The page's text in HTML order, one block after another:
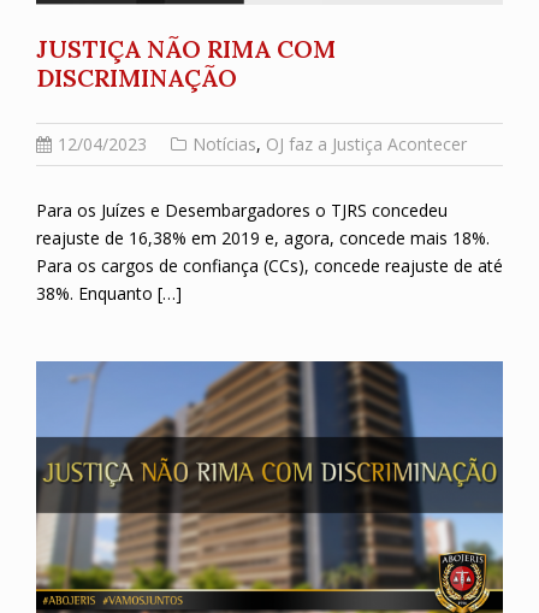
JUSTIÇA NÃO RIMA COM
DISCRIMINAÇÃO
12/04/2023 Notícias, OJ faz a Justiça Acontecer
Para os Juízes e Desembargadores o TJRS concedeu
reajuste de 16,38% em 2019 e, agora, concede mais 18%.
Para os cargos de confiança (CCs), concede reajuste de até
38%. Enquanto […]